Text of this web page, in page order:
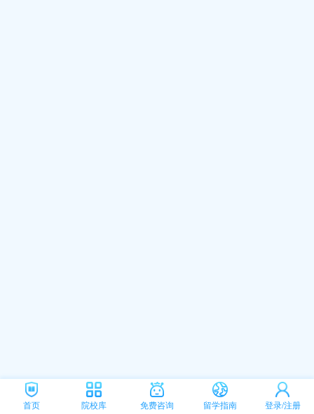
首页 院校库 免费咨询 留学指南 登录/注册